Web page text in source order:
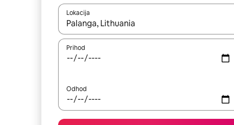
Lokacija
Ko so rezultati na voljo, krmarite s puščičnima
Prihod
Odhod